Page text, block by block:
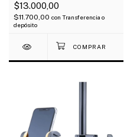
$13.000,00
$11.700,00 con Transferencia o
depósito